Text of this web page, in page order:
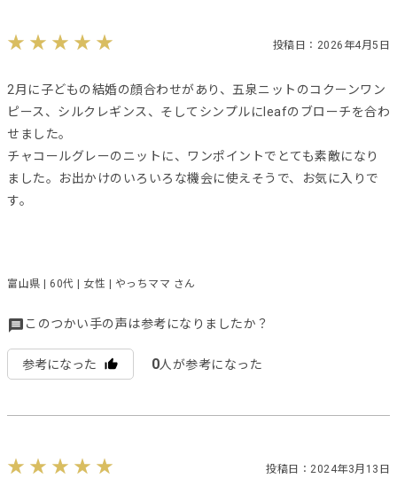
投稿日：2026年4月5日
2月に子どもの結婚の顔合わせがあり、五泉ニットのコクーンワン
ピース、シルクレギンス、そしてシンプルにleafのブローチを合わ
せました。
チャコールグレーのニットに、ワンポイントでとても素敵になり
ました。お出かけのいろいろな機会に使えそうで、お気に入りで
す。
富山県 | 60代 | 女性 | やっちママ さん
このつかい手の声は参考になりましたか？
参考になった 0人が参考になった
投稿日：2024年3月13日